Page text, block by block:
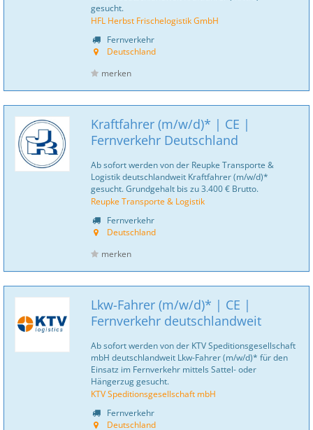
gesucht.
HFL Herbst Frischelogistik GmbH
Fernverkehr
Deutschland
merken
Kraftfahrer (m/w/d)* | CE |
Fernverkehr Deutschland
Ab sofort werden von der Reupke Transporte &
Logistik deutschlandweit Kraftfahrer (m/w/d)*
gesucht. Grundgehalt bis zu 3.400 € Brutto.
Reupke Transporte & Logistik
Fernverkehr
Deutschland
merken
Lkw-Fahrer (m/w/d)* | CE |
Fernverkehr deutschlandweit
Ab sofort werden von der KTV Speditionsgesellschaft
mbH deutschlandweit Lkw-Fahrer (m/w/d)* für den
Einsatz im Fernverkehr mittels Sattel- oder
Hängerzug gesucht.
KTV Speditionsgesellschaft mbH
Fernverkehr
Deutschland